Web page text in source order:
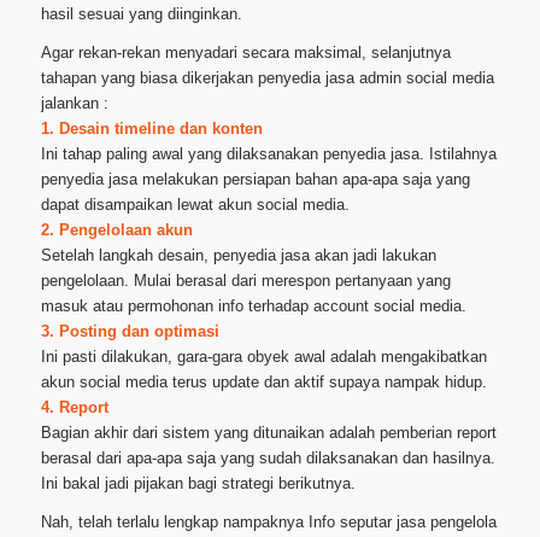
hasil sesuai yang diinginkan.
Agar rekan-rekan menyadari secara maksimal, selanjutnya
tahapan yang biasa dikerjakan penyedia jasa admin social media
jalankan :
1. Desain timeline dan konten
Ini tahap paling awal yang dilaksanakan penyedia jasa. Istilahnya
penyedia jasa melakukan persiapan bahan apa-apa saja yang
dapat disampaikan lewat akun social media.
2. Pengelolaan akun
Setelah langkah desain, penyedia jasa akan jadi lakukan
pengelolaan. Mulai berasal dari merespon pertanyaan yang
masuk atau permohonan info terhadap account social media.
3. Posting dan optimasi
Ini pasti dilakukan, gara-gara obyek awal adalah mengakibatkan
akun social media terus update dan aktif supaya nampak hidup.
4. Report
Bagian akhir dari sistem yang ditunaikan adalah pemberian report
berasal dari apa-apa saja yang sudah dilaksanakan dan hasilnya.
Ini bakal jadi pijakan bagi strategi berikutnya.
Nah, telah terlalu lengkap nampaknya Info seputar jasa pengelola